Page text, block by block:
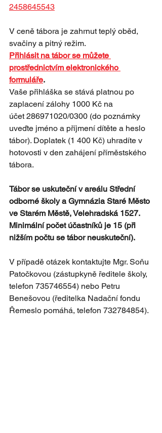
2458645543
V ceně tábora je zahrnut teplý oběd,
svačiny a pitný režim.
Přihlásit na tábor se můžete
prostřednictvím elektronického
formuláře.
Vaše přihláška se stává platnou po
zaplacení zálohy 1000 Kč na
účet 286971020/0300 (do poznámky
uveďte jméno a příjmení dítěte a heslo
tábor). Doplatek (1 400 Kč) uhradíte v
hotovosti v den zahájení příměstského
tábora.
Tábor se uskuteční v areálu Střední
odborné školy a Gymnázia Staré Město
ve Starém Městě, Velehradská 1527.
Minimální počet účastníků je 15 (při
nižším počtu se tábor neuskuteční).
V případě otázek kontaktujte Mgr. Soňu
Patočkovou (zástupkyně ředitele školy,
telefon 735746554) nebo Petru
Benešovou (ředitelka Nadační fondu
Řemeslo pomáhá, telefon 732784854).